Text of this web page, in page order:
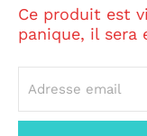
Ce produit est
panique, il sera